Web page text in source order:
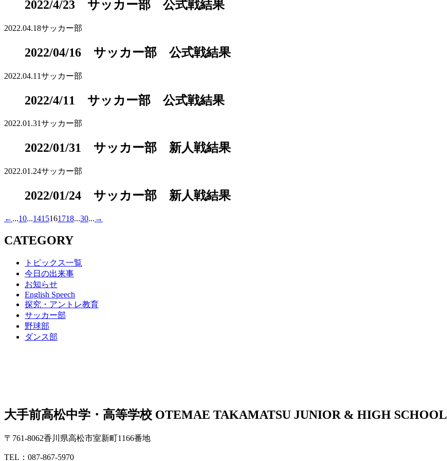
2022/4/23 サッカー部 公式戦結果
2022.04.18サッカー部
2022/04/16 サッカー部 公式戦結果
2022.04.11サッカー部
2022/4/11 サッカー部 公式戦結果
2022.01.31サッカー部
2022/01/31 サッカー部 新人戦結果
2022.01.24サッカー部
2022/01/24 サッカー部 新人戦結果
← ...10...1415161718...30... →
CATEGORY
トピックス一覧
今日の出来事
お知らせ
English Speech
探究・アントレ教育
サッカー部
野球部
ダンス部
大手前高松中学・高等学校 OTEMAE TAKAMATSU JUNIOR & HIGH SCHOOL
〒761-8062香川県高松市室新町1166番地
TEL：087-867-5970